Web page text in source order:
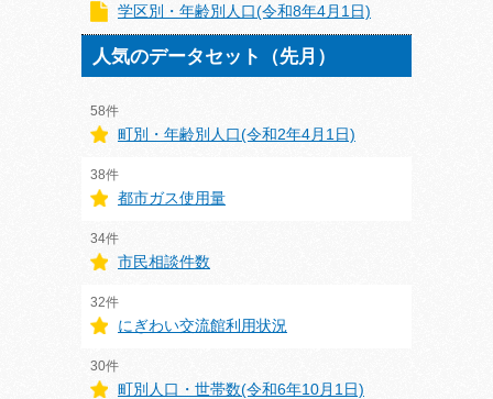
学区別・年齢別人口(令和8年4月1日)
人気のデータセット（先月）
58件
町別・年齢別人口(令和2年4月1日)
38件
都市ガス使用量
34件
市民相談件数
32件
にぎわい交流館利用状況
30件
町別人口・世帯数(令和6年10月1日)